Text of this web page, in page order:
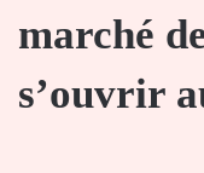
marché
s’ouvrir